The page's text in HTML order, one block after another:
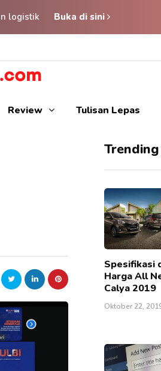
logistik Buka di sini
Review Tulisan Lepas
Trending
Spesifikasi
Harga All
Calya 2019
Oktober 22,